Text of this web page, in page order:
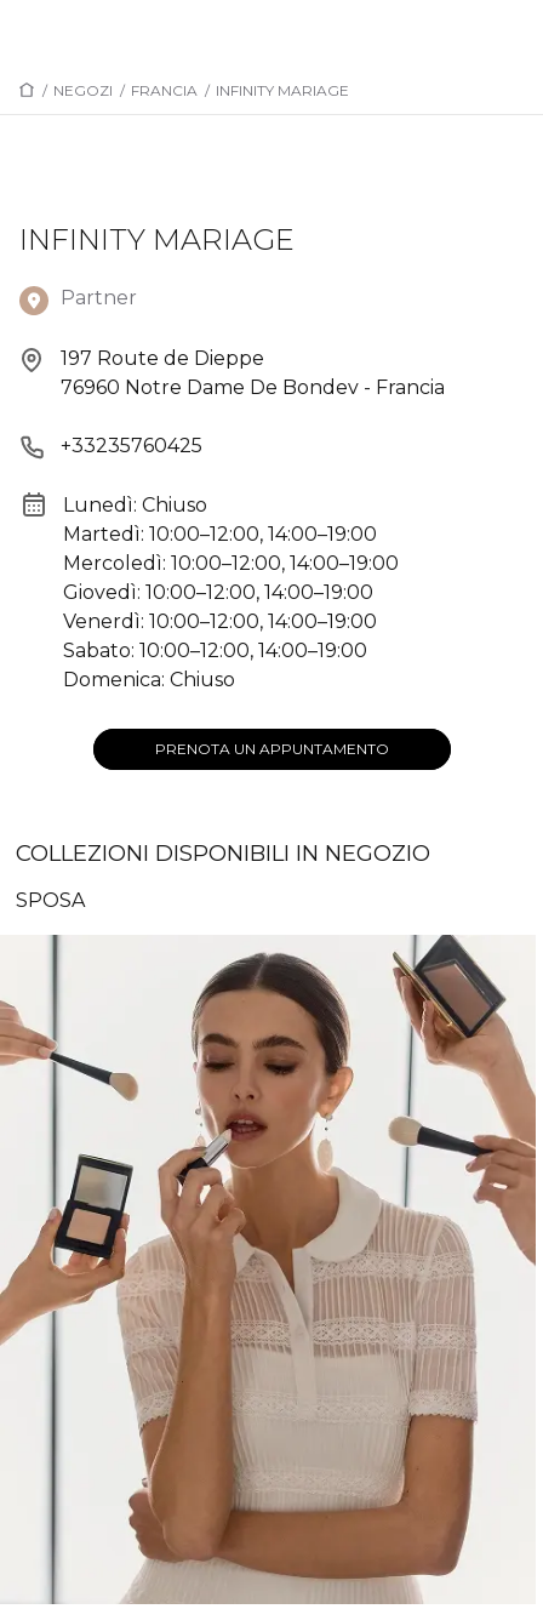
/ NEGOZI / FRANCIA / INFINITY MARIAGE
INFINITY MARIAGE
Partner
197 Route de Dieppe
76960 Notre Dame De Bondev - Francia
+33235760425
Lunedì: Chiuso
Martedì: 10:00–12:00, 14:00–19:00
Mercoledì: 10:00–12:00, 14:00–19:00
Giovedì: 10:00–12:00, 14:00–19:00
Venerdì: 10:00–12:00, 14:00–19:00
Sabato: 10:00–12:00, 14:00–19:00
Domenica: Chiuso
PRENOTA UN APPUNTAMENTO
COLLEZIONI DISPONIBILI IN NEGOZIO
SPOSA